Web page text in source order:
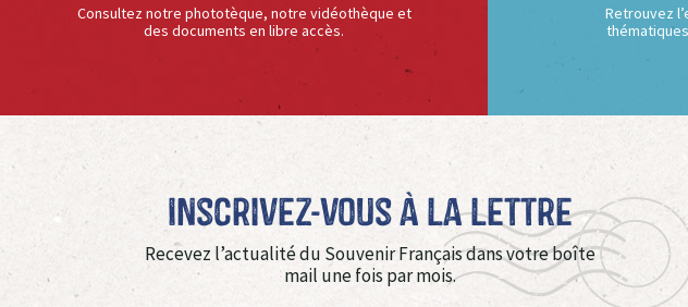
Consultez notre phototèque, notre vidéothèque et
des documents en libre accès.
Retrouvez
Inscrivez-vous à La Lettre
Recevez l’actualité du Souvenir Français dans votre boîte
mail une fois par mois.